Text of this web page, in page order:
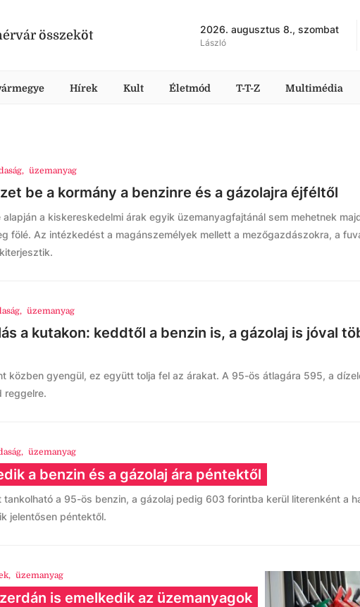
összeköt 2026. augusztus 8., szombat
László
Hírek Kult Életmód T-T-Z Multimédia
, üzemanyag
be a kormány a benzinre és a gázolajra éjféltől
a kiskereskedelmi árak egyik üzemanyagfajtánál sem mehetnek
fölé. Az intézkedést a magánszemélyek mellett a mezőgazdászokra, a
, üzemanyag
a kutakon: keddtől a benzin is, a gázolaj is jóval
közben gyengül, ez együtt tolja fel az árakat. A 95-ös átlagára 595, a
reggelre.
, üzemanyag
a benzin és a gázolaj ára péntektől
a 95-ös benzin, a gázolaj pedig 603 forintba kerül literenként a
jelentősen péntektől.
, üzemanyag
is emelkedik az üzemanyagok